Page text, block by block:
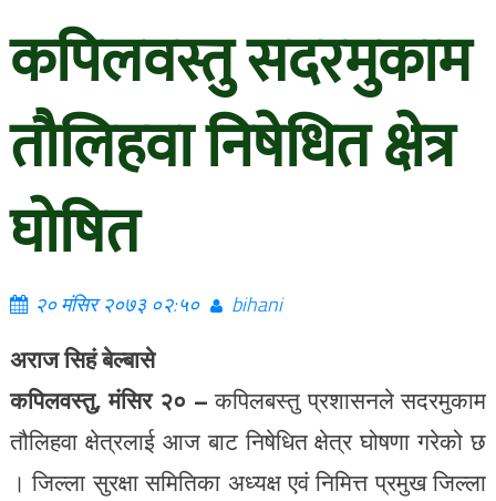
कपिलवस्तु सदरमुकाम
तौलिहवा निषेधित क्षेत्र
घोषित
२० मंसिर २०७३ ०२:५० bihani
अराज सिहं बेल्बासे
कपिलवस्तु, मंसिर २० –कपिलबस्तु प्रशासनले सदरमुकाम
तौलिहवा क्षेत्रलाई आज बाट निषेधित क्षेत्र घोषणा गरेको छ
। जिल्ला सुरक्षा समितिका अध्यक्ष एवं निमित्त प्रमुख जिल्ला